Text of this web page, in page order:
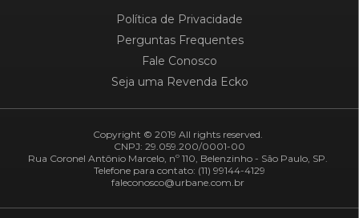
Política de Privacidade
Perguntas Frequentes
Fale Conosco
Seja uma Revenda Ecko
Copyright © 2019 All rights reserved.
CNPJ: 29.059.200/0001-00
Rua Coronel Antônio Marcelo, nº 110, Belenzinho - São Paulo, SP.
Telefone para contato: (11) 99144-4129
faleconosco@urbane.com.br